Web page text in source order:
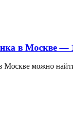
в Москве
Москве можно